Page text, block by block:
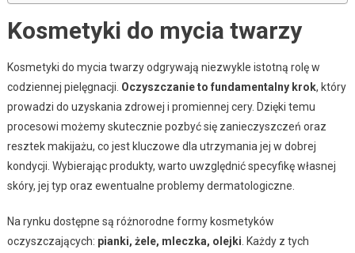
Kosmetyki do mycia twarzy
Kosmetyki do mycia twarzy odgrywają niezwykle istotną rolę w
codziennej pielęgnacji. Oczyszczanie to fundamentalny krok, który
prowadzi do uzyskania zdrowej i promiennej cery. Dzięki temu
procesowi możemy skutecznie pozbyć się zanieczyszczeń oraz
resztek makijażu, co jest kluczowe dla utrzymania jej w dobrej
kondycji. Wybierając produkty, warto uwzględnić specyfikę własnej
skóry, jej typ oraz ewentualne problemy dermatologiczne.
Na rynku dostępne są różnorodne formy kosmetyków
oczyszczających: pianki, żele, mleczka, olejki . Każdy z tych